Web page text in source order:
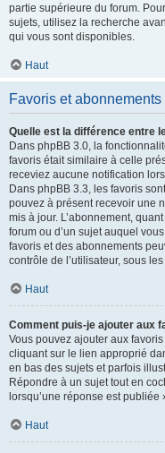
partie supérieure du forum.
sujets, utilisez la recherche
qui vous sont disponibles.
Haut
Favoris et abonnements
Quelle est la différence entre
Dans phpBB 3.0, la
favoris était similaire à celle
receviez aucune notification
Dans phpBB 3.3, les favoris
pouvez à présent recevoir une
mis à jour. L’abonnement,
forum ou d’un sujet auquel
favoris et des abonnements
contrôle de l’utilisateur, sous
Haut
Comment puis-je ajouter aux
Vous pouvez ajouter aux
cliquant sur le lien approprié
en bas des sujets et parfois
Répondre à un sujet tout en
lorsqu’une réponse est
Haut